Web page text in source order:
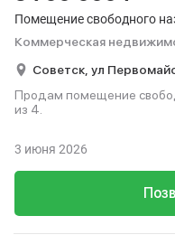
Помещение свободного
Коммерческая
Советск, ул
Продам помещение
из 4.
3 июня 2026